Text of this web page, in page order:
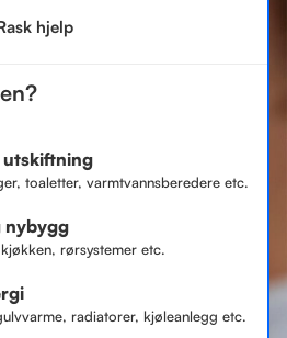
hjelp
toaletter, varmtvannsberedere etc.
nybygg
rørsystemer etc.
radiatorer, kjøleanlegg etc.